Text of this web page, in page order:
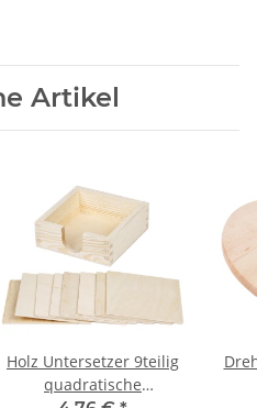
Artikel
Holz Untersetzer 9teilig
quadratische